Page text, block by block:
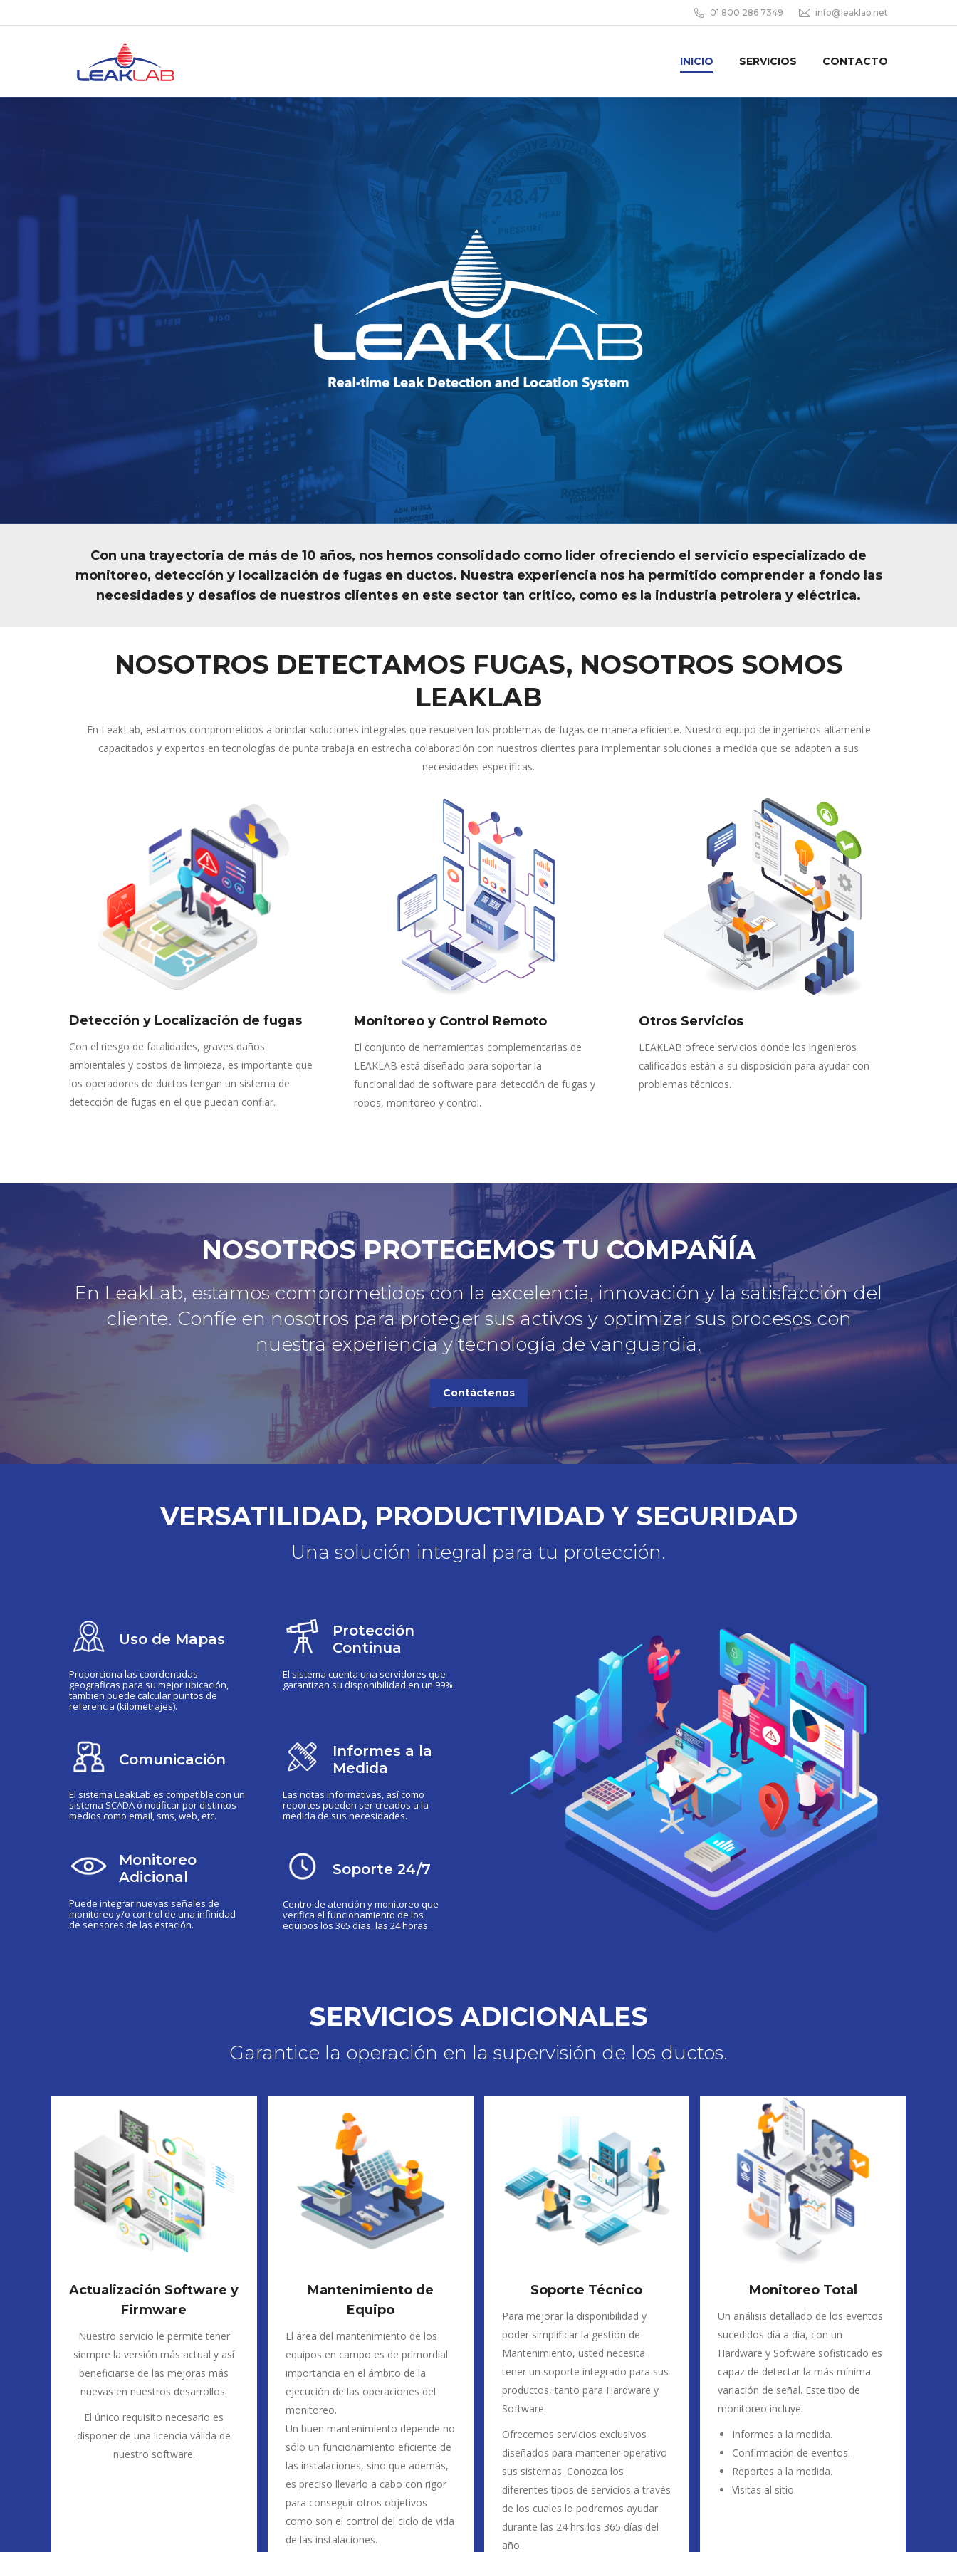
01 800 286 7349 info@leaklab.net
INICIO SERVICIOS CONTACTO
Con una trayectoria de más de 10 años, nos hemos consolidado como líder ofreciendo el servicio especializado de
monitoreo, detección y localización de fugas en ductos. Nuestra experiencia nos ha permitido comprender a fondo las
necesidades y desafíos de nuestros clientes en este sector tan crítico, como es la industria petrolera y eléctrica.
NOSOTROS DETECTAMOS FUGAS, NOSOTROS SOMOS
LEAKLAB
En LeakLab, estamos comprometidos a brindar soluciones integrales que resuelven los problemas de fugas de manera eficiente. Nuestro equipo de ingenieros altamente
capacitados y expertos en tecnologías de punta trabaja en estrecha colaboración con nuestros clientes para implementar soluciones a medida que se adapten a sus
necesidades específicas.
Detección y Localización de fugas
Con el riesgo de fatalidades, graves daños
ambientales y costos de limpieza, es importante que
los operadores de ductos tengan un sistema de
detección de fugas en el que puedan confiar.
Monitoreo y Control Remoto
El conjunto de herramientas complementarias de
LEAKLAB está diseñado para soportar la
funcionalidad de software para detección de fugas y
robos, monitoreo y control.
Otros Servicios
LEAKLAB ofrece servicios donde los ingenieros
calificados están a su disposición para ayudar con
problemas técnicos.
NOSOTROS PROTEGEMOS TU COMPAÑÍA
En LeakLab, estamos comprometidos con la excelencia, innovación y la satisfacción del
cliente. Confíe en nosotros para proteger sus activos y optimizar sus procesos con
nuestra experiencia y tecnología de vanguardia.
Contáctenos
VERSATILIDAD, PRODUCTIVIDAD Y SEGURIDAD
Una solución integral para tu protección.
Uso de Mapas
Proporciona las coordenadas
geograficas para su mejor ubicación,
tambien puede calcular puntos de
referencia (kilometrajes).
Protección
Continua
El sistema cuenta una servidores que
garantizan su disponibilidad en un 99%.
Comunicación
El sistema LeakLab es compatible con un
sistema SCADA ó notificar por distintos
medios como email, sms, web, etc.
Informes a la
Medida
Las notas informativas, así como
reportes pueden ser creados a la
medida de sus necesidades.
Monitoreo
Adicional
Puede integrar nuevas señales de
monitoreo y/o control de una infinidad
de sensores de las estación.
Soporte 24/7
Centro de atención y monitoreo que
verifica el funcionamiento de los
equipos los 365 días, las 24 horas.
SERVICIOS ADICIONALES
Garantice la operación en la supervisión de los ductos.
Actualización Software y
Firmware
Nuestro servicio le permite tener
siempre la versión más actual y así
beneficiarse de las mejoras más
nuevas en nuestros desarrollos.
El único requisito necesario es
disponer de una licencia válida de
nuestro software.
Mantenimiento de
Equipo
El área del mantenimiento de los
equipos en campo es de primordial
importancia en el ámbito de la
ejecución de las operaciones del
monitoreo.
Un buen mantenimiento depende no
sólo un funcionamiento eficiente de
las instalaciones, sino que además,
es preciso llevarlo a cabo con rigor
para conseguir otros objetivos
como son el control del ciclo de vida
de las instalaciones.
Soporte Técnico
Para mejorar la disponibilidad y
poder simplificar la gestión de
Mantenimiento, usted necesita
tener un soporte integrado para sus
productos, tanto para Hardware y
Software.
Ofrecemos servicios exclusivos
diseñados para mantener operativo
sus sistemas. Conozca los
diferentes tipos de servicios a través
de los cuales lo podremos ayudar
durante las 24 hrs los 365 días del
año.
Monitoreo Total
Un análisis detallado de los eventos
sucedidos día a día, con un
Hardware y Software sofisticado es
capaz de detectar la más mínima
variación de señal. Este tipo de
monitoreo incluye:
Informes a la medida.
Confirmación de eventos.
Reportes a la medida.
Visitas al sitio.